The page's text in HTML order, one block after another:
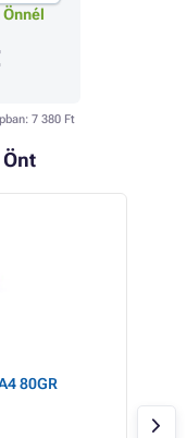
7 380 Ft
80GR